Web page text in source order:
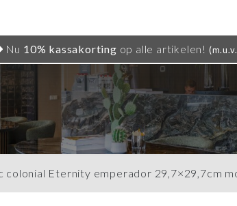
Nu 10% kassakorting op alle artikelen!
colonial Eternity emperador 29,7×29,7cm